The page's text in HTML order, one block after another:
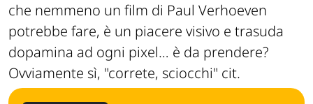
che nemmeno un film di Paul Verhoeven
potrebbe fare, è un piacere visivo e trasuda
dopamina ad ogni pixel… è da prendere?
Ovviamente sì, "correte, sciocchi" cit.